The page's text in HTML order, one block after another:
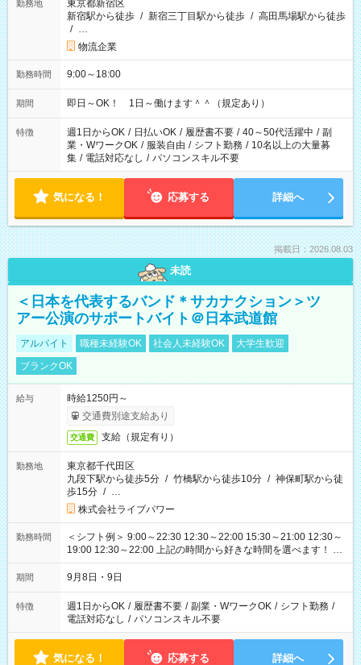
勤務地
東京都新宿区
新宿駅から徒歩 / 新宿三丁目駅から徒歩 / 高田馬場駅から徒歩
/ …
物流企業
勤務時間 9:00～18:00
期間 即日～OK！ 1日～働けます＾＾（規定あり）
特徴 週1日からOK / 日払いOK / 履歴書不要 / 40～50代活躍中 / 副
業・WワークOK / 服装自由 / シフト勤務 / 10名以上の大量募
集 / 電話対応なし / パソコンスキル不要
気になる！ 応募する 詳細へ
掲載日：2026.08.03
未読
＜日本を代表するバンド＊サカナクション＞ツ
アー公演のサポートバイト＠日本武道館
アルバイト 職種未経験OK 社会人未経験OK
大学生歓迎
ブランクOK
給与
時給1250円～
交通費別途支給あり
交通費 支給（規定有り）
勤務地
東京都千代田区
九段下駅から徒歩5分 / 竹橋駅から徒歩10分 / 神保町駅から徒
歩15分 / …
株式会社ライブパワー
勤務時間
＜シフト例＞ 9:00～22:30 12:30～22:00 15:30～21:00 12:30～
19:00 12:30～22:00 上記の時間から好きな時間を選べます！ ※
時間は変更となる可能性があります
期間 9月8日・9日
特徴 週1日からOK / 履歴書不要 / 副業・WワークOK / シフト勤務 /
電話対応なし / パソコンスキル不要
気になる！ 応募する 詳細へ